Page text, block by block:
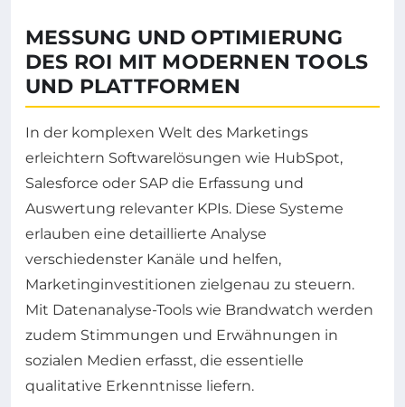
MESSUNG UND OPTIMIERUNG
DES ROI MIT MODERNEN TOOLS
UND PLATTFORMEN
In der komplexen Welt des Marketings
erleichtern Softwarelösungen wie HubSpot,
Salesforce oder SAP die Erfassung und
Auswertung relevanter KPIs. Diese Systeme
erlauben eine detaillierte Analyse
verschiedenster Kanäle und helfen,
Marketinginvestitionen zielgenau zu steuern.
Mit Datenanalyse-Tools wie Brandwatch werden
zudem Stimmungen und Erwähnungen in
sozialen Medien erfasst, die essentielle
qualitative Erkenntnisse liefern.